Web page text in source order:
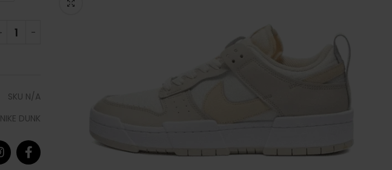
SKU N/A
NIKE DUNK